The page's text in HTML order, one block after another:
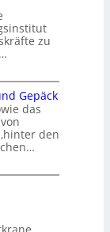
zu
Gepäck
das
den